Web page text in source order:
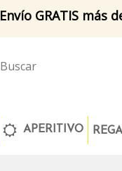
Envío GRATIS más
APERITIVO